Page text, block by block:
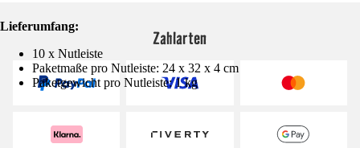
Lieferumfang:
10 x Nutleiste
Paketmaße pro Nutleiste: 24 x 32 x 4 cm
Paketgewicht pro Nutleiste: 1 kg
Zahlarten